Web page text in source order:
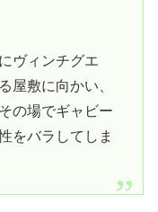
ヴィンチグエ
屋敷に向かい、
の場でギャビー
をバラしてしま